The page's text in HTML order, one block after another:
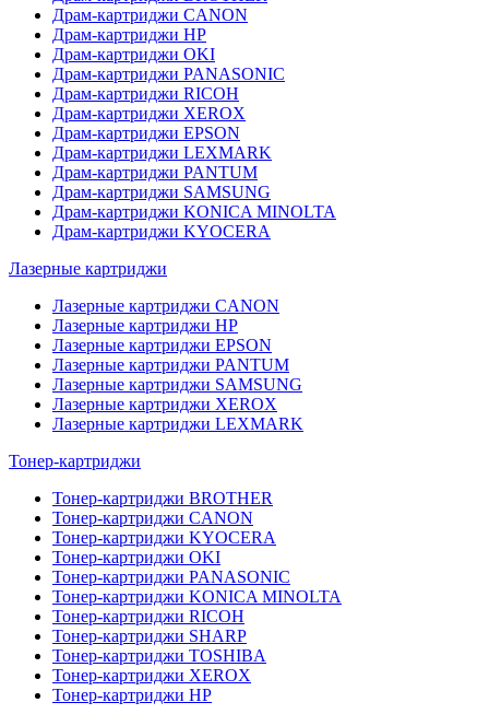
Драм-картриджи CANON
Драм-картриджи HP
Драм-картриджи OKI
Драм-картриджи PANASONIC
Драм-картриджи RICOH
Драм-картриджи XEROX
Драм-картриджи EPSON
Драм-картриджи LEXMARK
Драм-картриджи PANTUM
Драм-картриджи SAMSUNG
Драм-картриджи KONICA MINOLTA
Драм-картриджи KYOCERA
Лазерные картриджи
Лазерные картриджи CANON
Лазерные картриджи HP
Лазерные картриджи EPSON
Лазерные картриджи PANTUM
Лазерные картриджи SAMSUNG
Лазерные картриджи XEROX
Лазерные картриджи LEXMARK
Тонер-картриджи
Тонер-картриджи BROTHER
Тонер-картриджи CANON
Тонер-картриджи KYOCERA
Тонер-картриджи OKI
Тонер-картриджи PANASONIC
Тонер-картриджи KONICA MINOLTA
Тонер-картриджи RICOH
Тонер-картриджи SHARP
Тонер-картриджи TOSHIBA
Тонер-картриджи XEROX
Тонер-картриджи HP